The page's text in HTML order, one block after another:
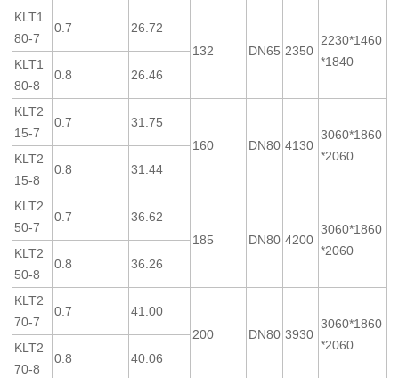
KLT1
80-7
0.7
26.72
132
DN65 2350
2230*1460
*1840
KLT1
80-8
0.8 26.46
KLT2
15-7
0.7
31.75
160
DN80 4130
3060*1860
*2060
KLT2
15-8
0.8 31.44
KLT2
50-7
0.7
36.62
185
DN80 4200
3060*1860
*2060
KLT2
50-8
0.8 36.26
KLT2
70-7
0.7
41.00
200
DN80 3930
3060*1860
*2060
KLT2
70-8
0.8 40.06